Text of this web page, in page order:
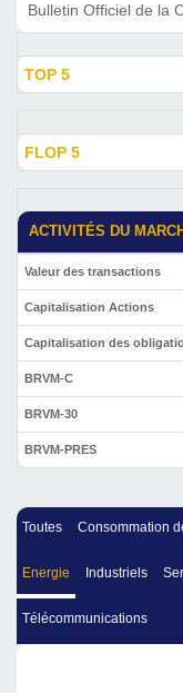
Bulletin Officiel de la
TOP 5
FLOP 5
ACTIVITÉS DU
Valeur des transactions
Capitalisation Actions
Capitalisation des
BRVM-C
BRVM-30
BRVM-PRES
Toutes Consommation
Energie Industriels
Télécommunications